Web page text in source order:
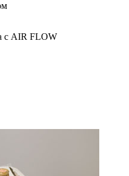
с AIR FLOW